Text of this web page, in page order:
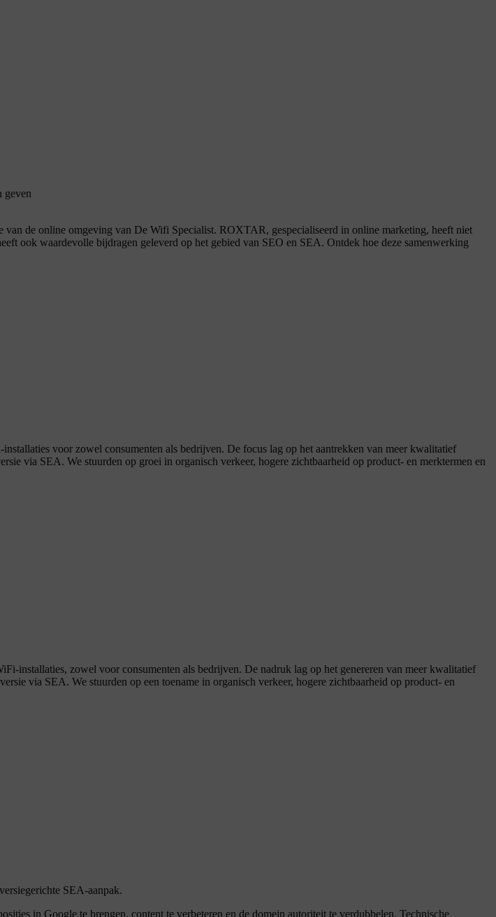
geven
de online omgeving van De Wifi Specialist. ROXTAR, gespecialiseerd in online marketing, heeft niet
ook waardevolle bijdragen geleverd op het gebied van SEO en SEA. Ontdek hoe deze samenwerking
voor zowel consumenten als bedrijven. De focus lag op het aantrekken van meer kwalitatief
via SEA. We stuurden op groei in organisch verkeer, hogere zichtbaarheid op product- en merktermen en
installaties, zowel voor consumenten als bedrijven. De nadruk lag op het genereren van meer kwalitatief
via SEA. We stuurden op een toename in organisch verkeer, hogere zichtbaarheid op product- en
SEA-aanpak.
in Google te brengen, content te verbeteren en de domein autoriteit te verdubbelen. Technische